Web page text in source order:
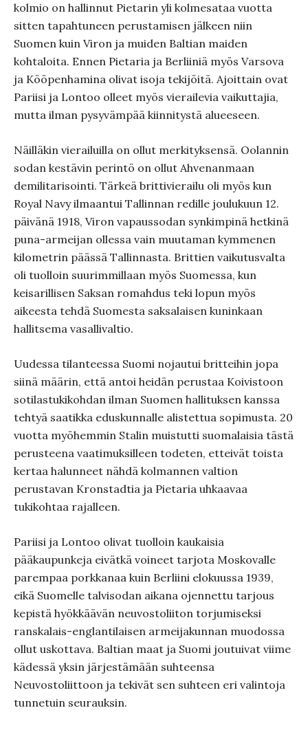
kolmio on hallinnut Pietarin yli kolmesataa vuotta
sitten tapahtuneen perustamisen jälkeen niin
Suomen kuin Viron ja muiden Baltian maiden
kohtaloita. Ennen Pietaria ja Berliiniä myös Varsova
ja Kööpenhamina olivat isoja tekijöitä. Ajoittain ovat
Pariisi ja Lontoo olleet myös vierailevia vaikuttajia,
mutta ilman pysyvämpää kiinnitystä alueeseen.
Näilläkin vierailuilla on ollut merkityksensä. Oolannin
sodan kestävin perintö on ollut Ahvenanmaan
demilitarisointi. Tärkeä brittivierailu oli myös kun
Royal Navy ilmaantui Tallinnan redille joulukuun 12.
päivänä 1918, Viron vapaussodan synkimpinä hetkinä
puna-armeijan ollessa vain muutaman kymmenen
kilometrin päässä Tallinnasta. Brittien vaikutusvalta
oli tuolloin suurimmillaan myös Suomessa, kun
keisarillisen Saksan romahdus teki lopun myös
aikeesta tehdä Suomesta saksalaisen kuninkaan
hallitsema vasallivaltio.
Uudessa tilanteessa Suomi nojautui britteihin jopa
siinä määrin, että antoi heidän perustaa Koivistoon
sotilastukikohdan ilman Suomen hallituksen kanssa
tehtyä saatikka eduskunnalle alistettua sopimusta. 20
vuotta myöhemmin Stalin muistutti suomalaisia tästä
perusteena vaatimuksilleen todeten, etteivät toista
kertaa halunneet nähdä kolmannen valtion
perustavan Kronstadtia ja Pietaria uhkaavaa
tukikohtaa rajalleen.
Pariisi ja Lontoo olivat tuolloin kaukaisia
pääkaupunkeja eivätkä voineet tarjota Moskovalle
parempaa porkkanaa kuin Berliini elokuussa 1939,
eikä Suomelle talvisodan aikana ojennettu tarjous
kepistä hyökkäävän neuvostoliiton torjumiseksi
ranskalais-englantilaisen armeijakunnan muodossa
ollut uskottava. Baltian maat ja Suomi joutuivat viime
kädessä yksin järjestämään suhteensa
Neuvostoliittoon ja tekivät sen suhteen eri valintoja
tunnetuin seurauksin.